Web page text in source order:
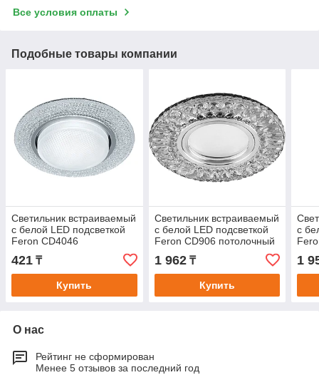
Все условия оплаты
Подобные товары компании
Светильник встраиваемый
с белой LED подсветкой
Feron CD4046
потолочный GX53 без
лампы, прозрачный, хром
421 ₸
Купить
Светильник встраиваемый
с белой LED подсветкой
Feron CD906 потолочный
MR16 G5.3 белый
1 962₸
Купить
с
1
О нас
Рейтинг не сформирован
Менее 5 отзывов за последний год